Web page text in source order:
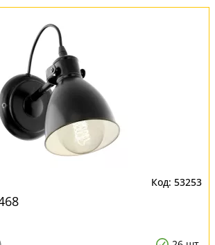
53253